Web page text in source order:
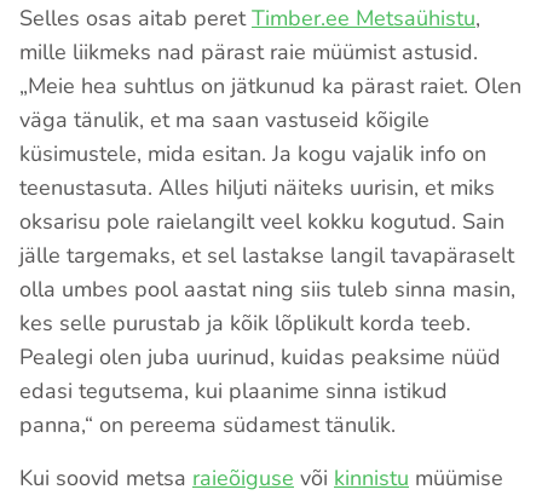
Selles osas aitab peretTimber.ee Metsaühistu,
mille liikmeks nad pärast raie müümist astusid.
„Meie hea suhtlus on jätkunud ka pärast raiet. Olen
väga tänulik, et ma saan vastuseid kõigile
küsimustele, mida esitan. Ja kogu vajalik info on
teenustasuta. Alles hiljuti näiteks uurisin, et miks
oksarisu pole raielangilt veel kokku kogutud. Sain
jälle targemaks, et sel lastakse langil tavapäraselt
olla umbes pool aastat ning siis tuleb sinna masin,
kes selle purustab ja kõik lõplikult korda teeb.
Pealegi olen juba uurinud, kuidas peaksime nüüd
edasi tegutsema, kui plaanime sinna istikud
panna,“ on pereema südamest tänulik.
Kui soovid metsa raieõiguse või kinnistu müümise